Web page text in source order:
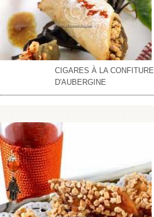
CIGARES À LA CONFITURE
D'AUBERGINE